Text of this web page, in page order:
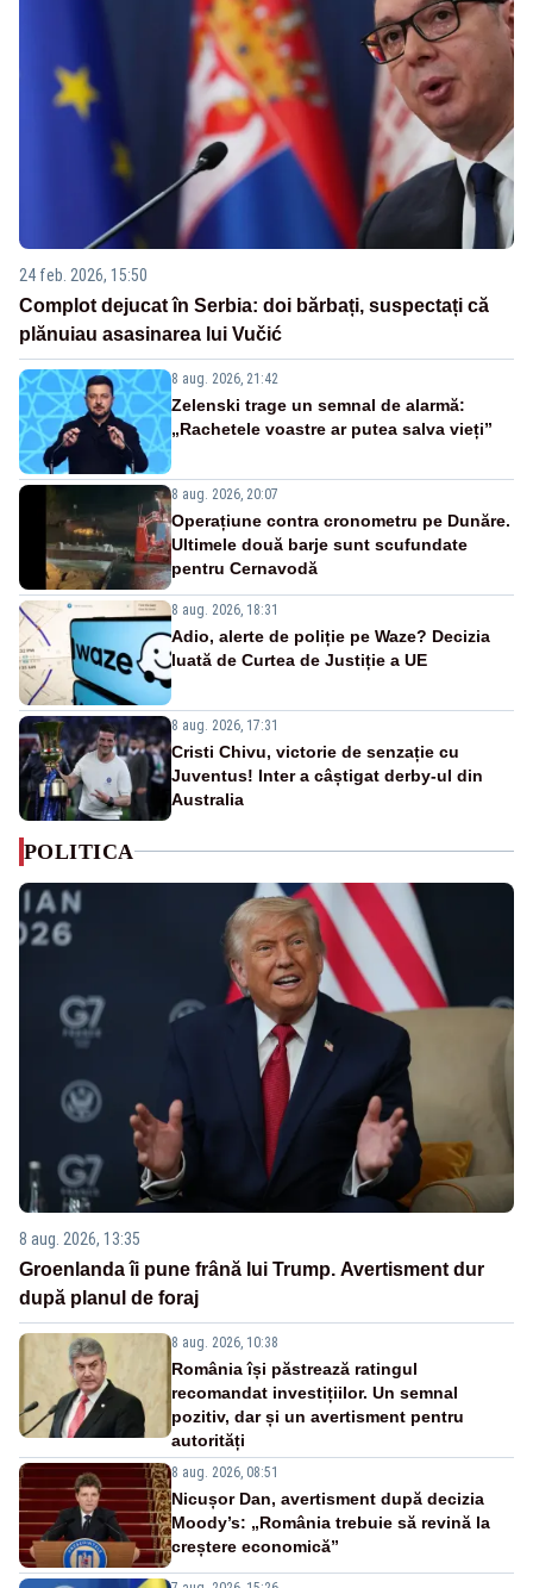
24 feb. 2026, 15:50
Complot dejucat în Serbia: doi bărbați, suspectați că
plănuiau asasinarea lui Vučić
8 aug. 2026, 21:42
Zelenski trage un semnal de alarmă:
„Rachetele voastre ar putea salva vieți”
8 aug. 2026, 20:07
Operațiune contra cronometru pe Dunăre.
Ultimele două barje sunt scufundate
pentru Cernavodă
8 aug. 2026, 18:31
Adio, alerte de poliție pe Waze? Decizia
luată de Curtea de Justiție a UE
8 aug. 2026, 17:31
Cristi Chivu, victorie de senzație cu
Juventus! Inter a câștigat derby-ul din
Australia
POLITICA
8 aug. 2026, 13:35
Groenlanda îi pune frână lui Trump. Avertisment dur
după planul de foraj
8 aug. 2026, 10:38
România își păstrează ratingul
recomandat investițiilor. Un semnal
pozitiv, dar și un avertisment pentru
autorități
8 aug. 2026, 08:51
Nicușor Dan, avertisment după decizia
Moody’s: „România trebuie să revină la
creștere economică”